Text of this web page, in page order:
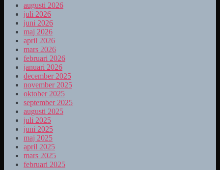
augusti 2026
juli 2026
juni 2026
maj 2026
april 2026
mars 2026
februari 2026
januari 2026
december 2025
november 2025
oktober 2025
september 2025
augusti 2025
juli 2025
juni 2025
maj 2025
april 2025
mars 2025
februari 2025